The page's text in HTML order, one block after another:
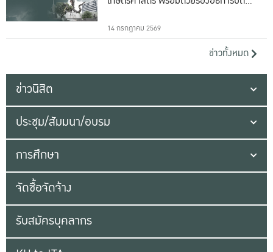
14 กรกฎาคม 2569
ข่าวทั้งหมด
ข่าวนิสิต
ประชุม/สัมมนา/อบรม
การศึกษา
จัดซื้อจัดจ้าง
รับสมัครบุคลากร